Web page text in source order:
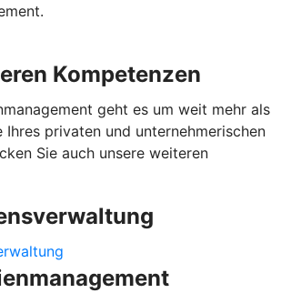
Kompetenzen
geht es um weit mehr als
Ihres privaten und unternehmerischen
Sie auch unsere weiteren